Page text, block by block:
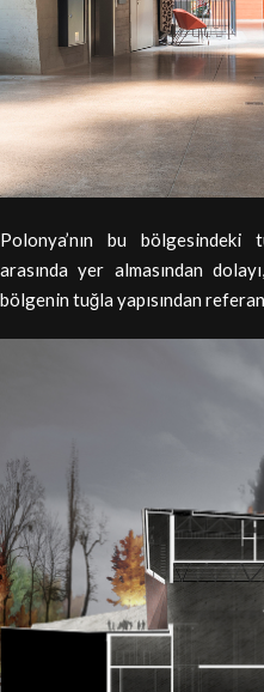
Polonya’nın bu bölgesindeki
arasında yer almasından
bölgenin tuğla yapısından